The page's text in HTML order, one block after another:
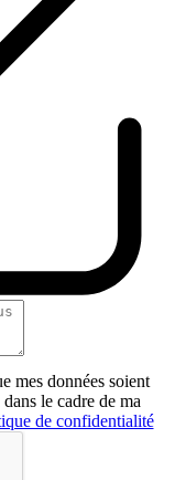
mes données soient
le cadre de ma
de confidentialité